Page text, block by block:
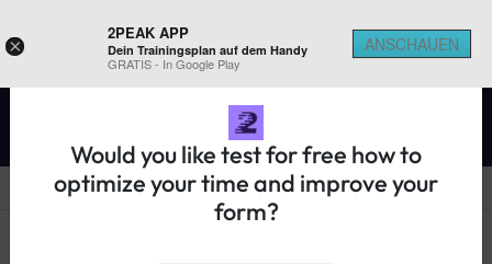
×
2PEAK APP
Dein Trainingsplan auf dem Handy
GRATIS - In Google Play
ANSCHAUEN
REGISTER ON 2PEAK
Would you like test for free how to
optimize your time and improve your
form?